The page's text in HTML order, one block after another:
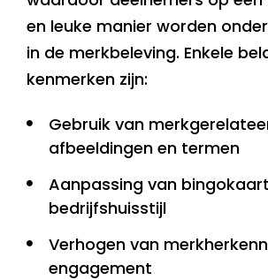
en leuke manier worden
in de merkbeleving. Enkele
kenmerken zijn:
Gebruik van
afbeeldingen en termen
Aanpassing van
bedrijfshuisstijl
Verhogen van
engagement